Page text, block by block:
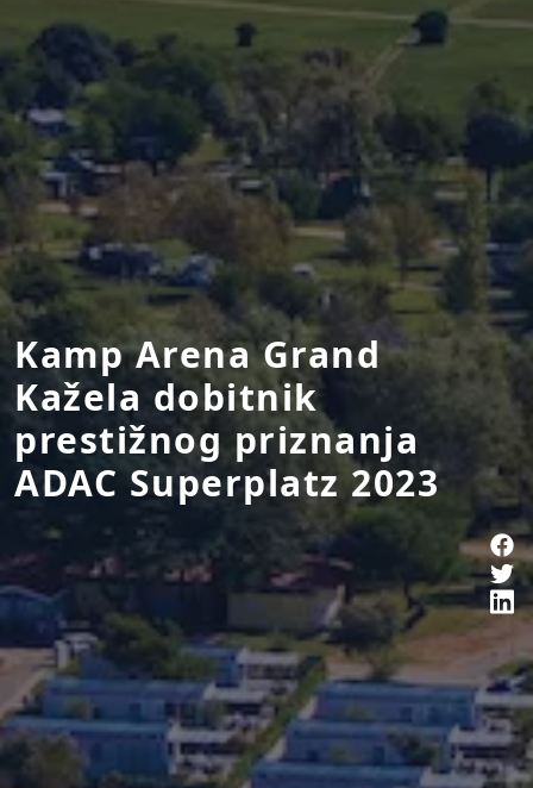
Kamp Arena Grand
Kažela dobitnik
prestižnog priznanja
ADAC Superplatz 2023